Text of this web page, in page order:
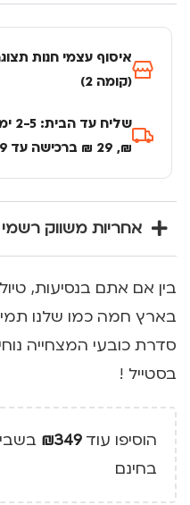
(קומה 2)
₪, 29 ₪ ברכישה עד 349 ₪.
אחריות משווק רשמי
בין אם אתם בנסיעות,
בארץ חמה כמו שלנו
סדרת כובעי המצחייה
בסטייל !
הוסיפו עוד ₪349
בחינם